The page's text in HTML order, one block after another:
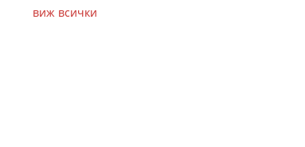
виж всички